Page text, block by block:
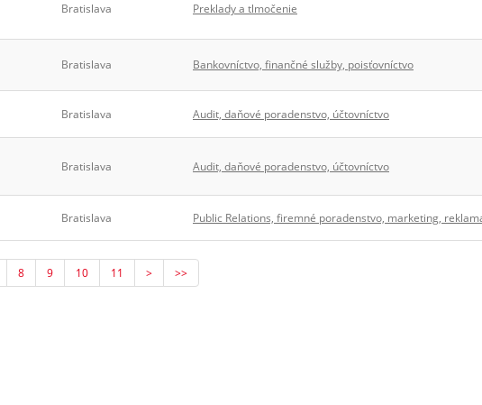
Bratislava Preklady a tlmočenie
Bratislava Bankovníctvo, finančné služby, poisťovníctvo
Bratislava Audit, daňové poradenstvo, účtovníctvo
Bratislava Audit, daňové poradenstvo, účtovníctvo
Bratislava Public Relations, firemné poradenstvo, marketing,
8 9 10 11 > >>